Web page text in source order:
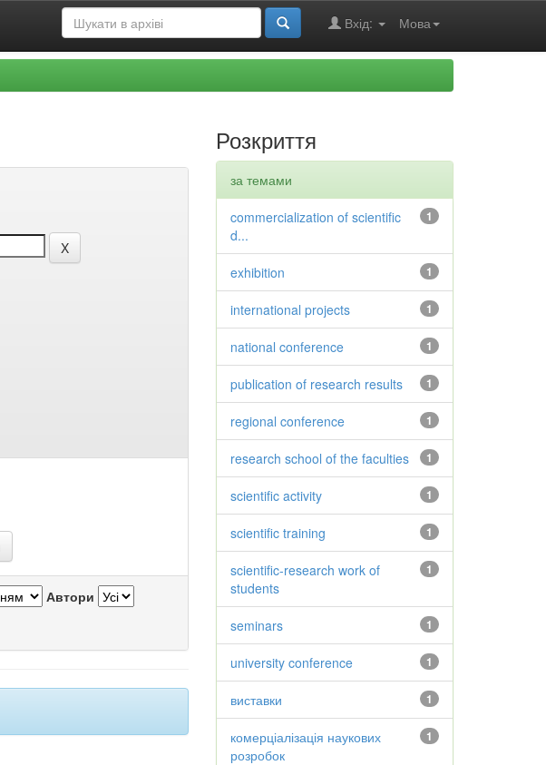
Мова
Вхід:
Автори
Розкриття
за темами
1
commercialization of scientific
d...
1
exhibition
1
international projects
1
national conference
1
publication of research results
1
regional conference
1
research school of the faculties
1
scientific activity
1
scientific training
1
scientific-research work of
students
1
seminars
1
university conference
1
виставки
1
комерціалізація наукових
розробок